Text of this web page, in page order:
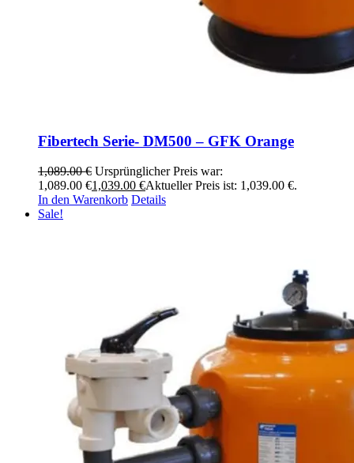
Fibertech Serie- DM500 – GFK Orange
1,089.00€ Ursprünglicher Preis war:
1,089.00 €1,039.00 €Aktueller Preis ist: 1,039.00 €.
In den Warenkorb Details
Sale!